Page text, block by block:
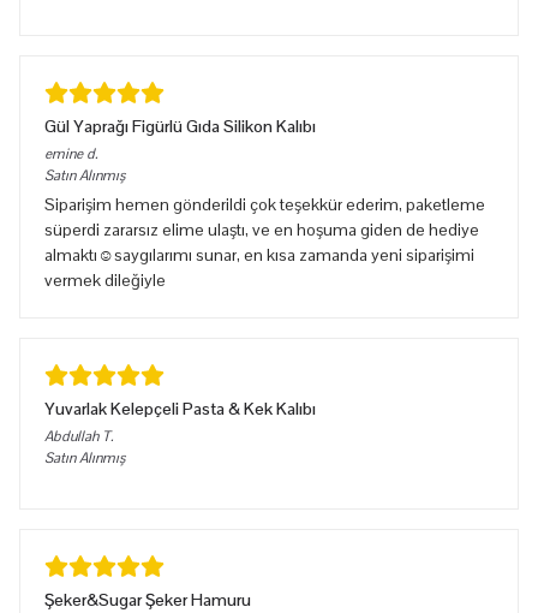
Gül Yaprağı Figürlü Gıda Silikon Kalıbı
emine d.
Satın Alınmış
Siparişim hemen gönderildi çok teşekkür ederim, paketleme
süperdi zararsız elime ulaştı, ve en hoşuma giden de hediye
almaktı☺️saygılarımı sunar, en kısa zamanda yeni siparişimi
vermek dileğiyle
Yuvarlak Kelepçeli Pasta & Kek Kalıbı
Abdullah T.
Satın Alınmış
Şeker&Sugar Şeker Hamuru